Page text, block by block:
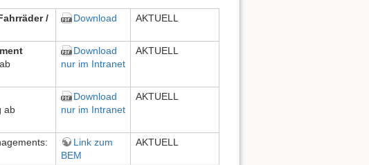
/
Download AKTUELL
Download
nur im Intranet
AKTUELL
ab
Download
nur im Intranet
AKTUELL
Link zum
BEM
AKTUELL